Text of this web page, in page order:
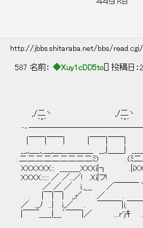
http://jbbs.shitaraba.net/bbs/
587 名前： ◆Xuy1cDD5to [] 投稿日
,/二ヽ ,/二
｀ﾟ´ ｀ﾟ
|￣￣|￣￣| |￣￣|￣￣| |
__,,＿_,_＿,＿__＿＿＿_ __,|＿＿| ___
: 二二二二二二二二二ﾐ) .(ﾐ二
XXXXXX:: ________XXXi|┐
XXXX::::: ／ ／..／! .Xi|フ!
／ ／ ／ i.,___ ／￣￣￣
. |￣|￣| ,,r'ﾞ .／ .
／ .,,ﾉ ..| i,／ . ￣￣￣|i;￣
|￣￣_____|___｀￣￣|／ ...r'jｷ ..